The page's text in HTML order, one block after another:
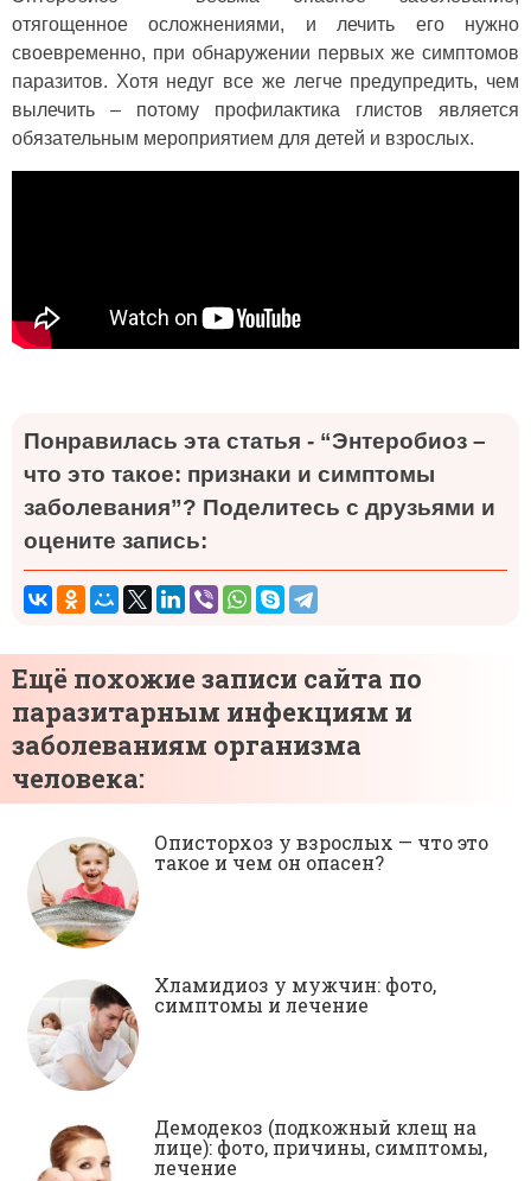
отягощенное осложнениями, и лечить его нужно
своевременно, при обнаружении первых же симптомов
паразитов. Хотя недуг все же легче предупредить, чем
вылечить – потому профилактика глистов является
обязательным мероприятием для детей и взрослых.
Понравилась эта статья - “Энтеробиоз –
что это такое: признаки и симптомы
заболевания”? Поделитесь с друзьями и
оцените запись:
Ещё похожие записи сайта по
паразитарным инфекциям и
заболеваниям организма
человека:
Описторхоз у взрослых — что это
такое и чем он опасен?
Хламидиоз у мужчин: фото,
симптомы и лечение
Демодекоз (подкожный клещ на
лице): фото, причины, симптомы,
лечение